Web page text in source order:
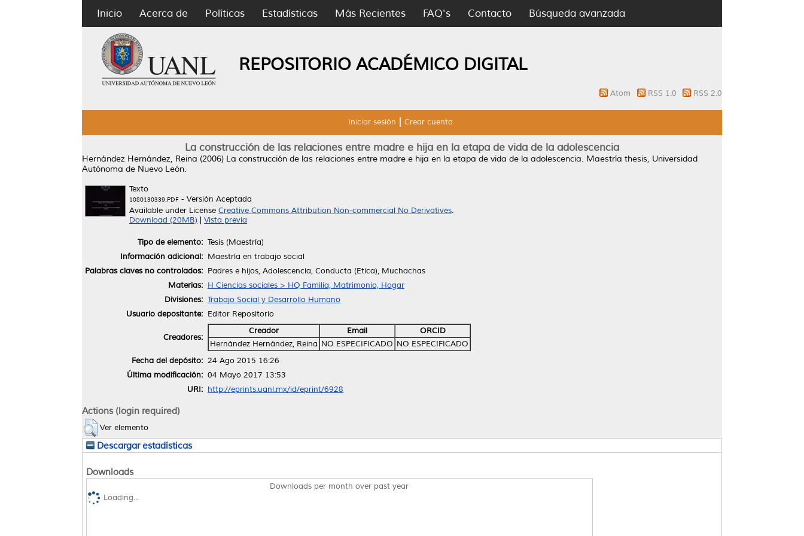
Inicio Acerca de Políticas Estadísticas Más Recientes FAQ's Contacto Búsqueda avanzada
REPOSITORIO ACADÉMICO DIGITAL
Atom RSS 1.0 RSS 2.0
Iniciar sesión Crear cuenta
La construcción de las relaciones entre madre e hija en la etapa de vida de la adolescencia
Hernández Hernández, Reina (2006) La construcción de las relaciones entre madre e hija en la etapa de vida de la adolescencia. Maestría thesis, Universidad
Autónoma de Nuevo León.
Texto
1080130339.PDF - Versión Aceptada
Available under License Creative Commons Attribution Non-commercial No Derivatives.
Download (20MB)
Vista previa
Tipo de elemento: Tesis (Maestría)
Información adicional: Maestría en trabajo social
Palabras claves no controlados: Padres e hijos, Adolescencia, Conducta (Etica), Muchachas
Materias: H Ciencias sociales > HQ Familia, Matrimonio, Hogar
Divisiones: Trabajo Social y Desarrollo Humano
Usuario depositante: Editor Repositorio
Creadores:
Creador Email
ORCID
Hernández Hernández, Reina NO ESPECIFICADO NO ESPECIFICADO
Fecha del depósito: 24 Ago 2015 16:26
Última modificación: 04 Mayo 2017 13:53
URI: http://eprints.uanl.mx/id/eprint/6928
Actions (login required)
Ver elemento
Descargar estadísticas
Downloads
Downloads per month over past year
Loading...